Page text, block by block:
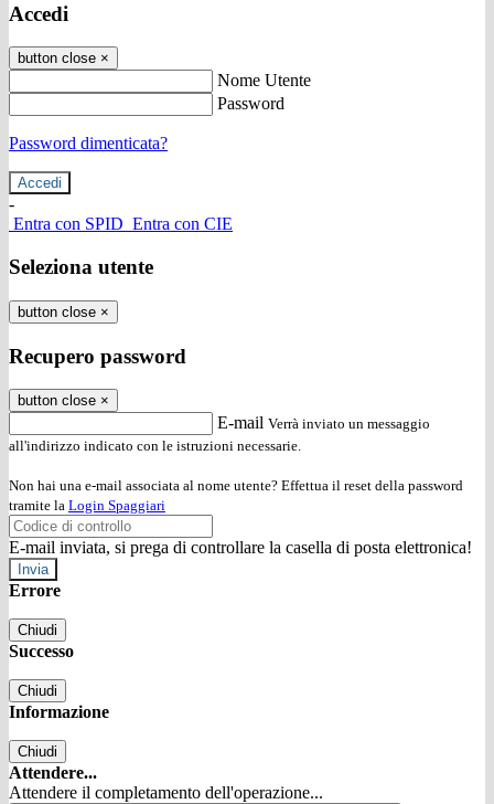
Accedi
button close ×
Nome Utente
Password
Password dimenticata?
-
Entra con SPID Entra con CIE
Seleziona utente
button close ×
Recupero password
button close ×
E-mail Verrà inviato un messaggio
all'indirizzo indicato con le istruzioni necessarie.
Non hai una e-mail associata al nome utente? Effettua il reset della password
tramite la Login Spaggiari
E-mail inviata, si prega di controllare la casella di posta elettronica!
Errore
Chiudi
Successo
Chiudi
Informazione
Chiudi
Attendere...
Attendere il completamento dell'operazione...